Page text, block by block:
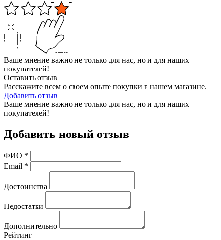
Ваше мнение важно не только для нас, но и для наших
покупателей!
Оставить отзыв
Расскажите всем о своем опыте покупки в нашем магазине.
Добавить отзыв
Ваше мнение важно не только для нас, но и для наших
покупателей!
Добавить новый отзыв
ФИО *
Email *
Достоинства
Недостатки
Дополнительно
Рейтинг